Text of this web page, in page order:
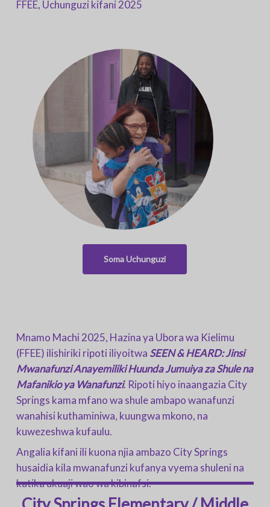
FFEE, Uchunguzi kifani 2025
Soma Uchunguzi
Mnamo Machi 2025, Hazina ya Ubora wa Kielimu
(FFEE) ilishiriki ripoti iliyoitwa SEEN & HEARD: Jinsi
Mwanafunzi Anayemiliki Huunda Jumuiya za Shule na
Mafanikio ya Wanafunzi. Ripoti hiyo inaangazia City
Springs kama mfano wa shule ambapo wanafunzi
wanahisi kuthaminiwa, kuungwa mkono, na
kuwezeshwa kufaulu.
Angalia kifani ili kuona njia ambazo City Springs
husaidia kila mwanafunzi kufanya vyema shuleni na
katika ukuaji wao wa kibinafsi.